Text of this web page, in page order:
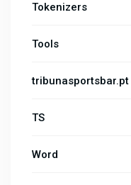
Tokenizers
Tools
tribunasportsbar.pt
TS
Word